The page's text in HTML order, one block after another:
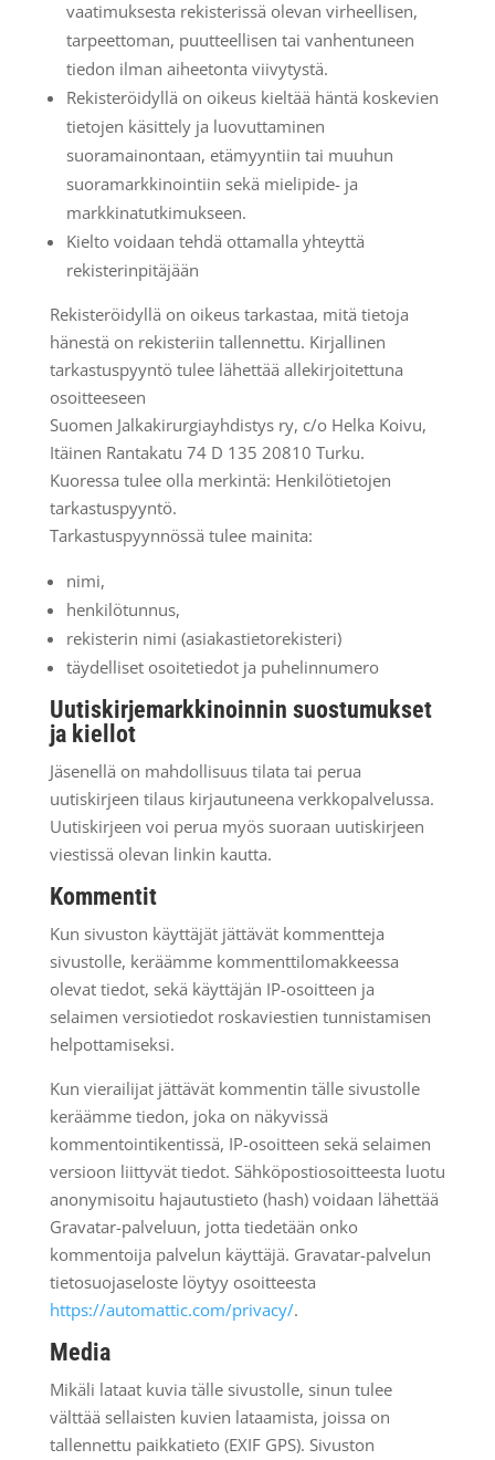
vaatimuksesta rekisterissä olevan virheellisen,
tarpeettoman, puutteellisen tai vanhentuneen
tiedon ilman aiheetonta viivytystä.
Rekisteröidyllä on oikeus kieltää häntä koskevien
tietojen käsittely ja luovuttaminen
suoramainontaan, etämyyntiin tai muuhun
suoramarkkinointiin sekä mielipide- ja
markkinatutkimukseen.
Kielto voidaan tehdä ottamalla yhteyttä
rekisterinpitäjään
Rekisteröidyllä on oikeus tarkastaa, mitä tietoja
hänestä on rekisteriin tallennettu. Kirjallinen
tarkastuspyyntö tulee lähettää allekirjoitettuna
osoitteeseen
Suomen Jalkakirurgiayhdistys ry, c/o Helka Koivu,
Itäinen Rantakatu 74 D 135 20810 Turku.
Kuoressa tulee olla merkintä: Henkilötietojen
tarkastuspyyntö.
Tarkastuspyynnössä tulee mainita:
nimi,
henkilötunnus,
rekisterin nimi (asiakastietorekisteri)
täydelliset osoitetiedot ja puhelinnumero
Uutiskirjemarkkinoinnin suostumukset
ja kiellot
Jäsenellä on mahdollisuus tilata tai perua
uutiskirjeen tilaus kirjautuneena verkkopalvelussa.
Uutiskirjeen voi perua myös suoraan uutiskirjeen
viestissä olevan linkin kautta.
Kommentit
Kun sivuston käyttäjät jättävät kommentteja
sivustolle, keräämme kommenttilomakkeessa
olevat tiedot, sekä käyttäjän IP-osoitteen ja
selaimen versiotiedot roskaviestien tunnistamisen
helpottamiseksi.
Kun vierailijat jättävät kommentin tälle sivustolle
keräämme tiedon, joka on näkyvissä
kommentointikentissä, IP-osoitteen sekä selaimen
versioon liittyvät tiedot. Sähköpostiosoitteesta luotu
anonymisoitu hajautustieto (hash) voidaan lähettää
Gravatar-palveluun, jotta tiedetään onko
kommentoija palvelun käyttäjä. Gravatar-palvelun
tietosuojaseloste löytyy osoitteesta
https://automattic.com/privacy/.
Media
Mikäli lataat kuvia tälle sivustolle, sinun tulee
välttää sellaisten kuvien lataamista, joissa on
tallennettu paikkatieto (EXIF GPS). Sivuston